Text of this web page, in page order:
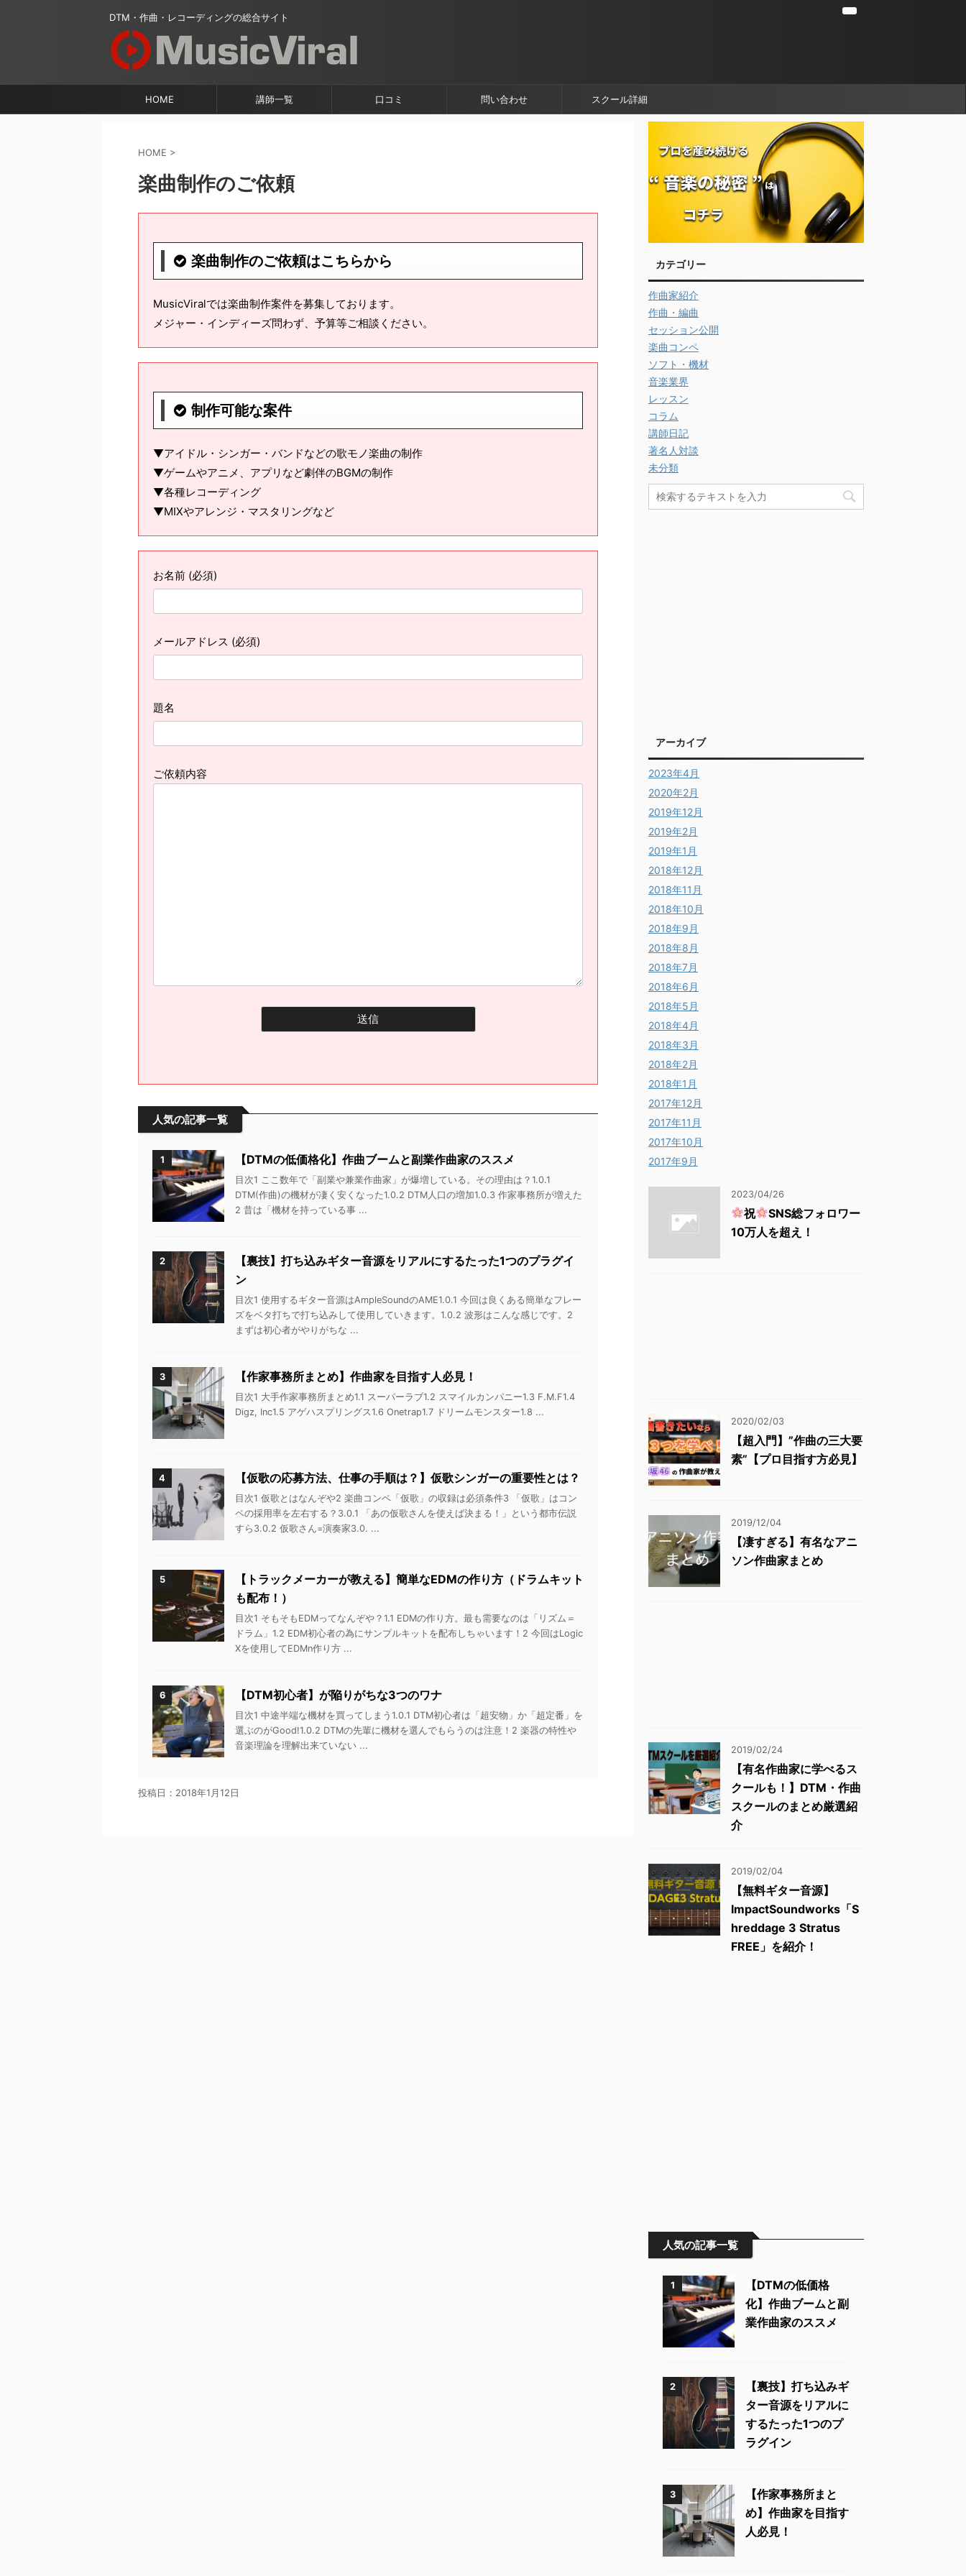
DTM・作曲・レコーディングの総合サイト
HOME 講師一覧 口コミ 問い合わせ スクール詳細
HOME >
楽曲制作のご依頼
楽曲制作のご依頼はこちらから
MusicViralでは楽曲制作案件を募集しております。
メジャー・インディーズ問わず、予算等ご相談ください。
制作可能な案件
▼アイドル・シンガー・バンドなどの歌モノ楽曲の制作
▼ゲームやアニメ、アプリなど劇伴のBGMの制作
▼各種レコーディング
▼MIXやアレンジ・マスタリングなど
お名前 (必須)
メールアドレス (必須)
題名
ご依頼内容
人気の記事一覧
1 【DTMの低価格化】作曲ブームと副業作曲家のススメ
目次1 ここ数年で「副業や兼業作曲家」が爆増している。その理由は？1.0.1
DTM(作曲)の機材が凄く安くなった1.0.2 DTM人口の増加1.0.3 作家事務所が増えた
2 昔は「機材を持っている事 ...
2
【裏技】打ち込みギター音源をリアルにするたった1つのプラグイ
ン
目次1 使用するギター音源はAmpleSoundのAME1.0.1 今回は良くある簡単なフレー
ズをベタ打ちで打ち込みして使用していきます。1.0.2 波形はこんな感じです。2
まずは初心者がやりがちな ...
3 【作家事務所まとめ】作曲家を目指す人必見！
目次1 大手作家事務所まとめ1.1 スーパーラブ1.2 スマイルカンパニー1.3 F.M.F1.4
Digz, Inc1.5 アゲハスプリングス1.6 Onetrap1.7 ドリームモンスター1.8 ...
4 【仮歌の応募方法、仕事の手順は？】仮歌シンガーの重要性とは？
目次1 仮歌とはなんぞや2 楽曲コンペ「仮歌」の収録は必須条件3 「仮歌」はコン
ペの採用率を左右する？3.0.1 「あの仮歌さんを使えば決まる！」という都市伝説
すら3.0.2 仮歌さん=演奏家3.0. ...
5
【トラックメーカーが教える】簡単なEDMの作り方（ドラムキット
も配布！）
目次1 そもそもEDMってなんぞや？1.1 EDMの作り方。最も需要なのは「リズム＝
ドラム」1.2 EDM初心者の為にサンプルキットを配布しちゃいます！2 今回はLogic
Xを使用してEDMn作り方 ...
6 【DTM初心者】が陥りがちな3つのワナ
目次1 中途半端な機材を買ってしまう1.0.1 DTM初心者は「超安物」か「超定番」を
選ぶのがGood!1.0.2 DTMの先輩に機材を選んでもらうのは注意！2 楽器の特性や
音楽理論を理解出来ていない ...
投稿日： 2018年1月12日
カテゴリー
作曲家紹介
作曲・編曲
セッション公開
楽曲コンペ
ソフト・機材
音楽業界
レッスン
コラム
講師日記
著名人対談
未分類
アーカイブ
2023年4月
2020年2月
2019年12月
2019年2月
2019年1月
2018年12月
2018年11月
2018年10月
2018年9月
2018年8月
2018年7月
2018年6月
2018年5月
2018年4月
2018年3月
2018年2月
2018年1月
2017年12月
2017年11月
2017年10月
2017年9月
2023/04/26
祝
SNS総フォロワー
10万人を超え！
2020/02/03
【超入門】”作曲の三大要
素”【プロ目指す方必見】
2019/12/04
【凄すぎる】有名なアニ
ソン作曲家まとめ
2019/02/24
【有名作曲家に学べるス
クールも！】DTM・作曲
スクールのまとめ厳選紹
介
2019/02/04
【無料ギター音源】
ImpactSoundworks「S
hreddage 3 Stratus
FREE」を紹介！
人気の記事一覧
1
【DTMの低価格
化】作曲ブームと副
業作曲家のススメ
2
【裏技】打ち込みギ
ター音源をリアルに
するたった1つのプ
ラグイン
3
【作家事務所まと
め】作曲家を目指す
人必見！